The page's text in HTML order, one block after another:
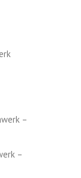
–
–